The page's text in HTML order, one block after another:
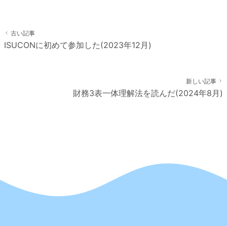
古い記事
ISUCONに初めて参加した(2023年12月)
新しい記事
財務3表一体理解法を読んだ(2024年8月)